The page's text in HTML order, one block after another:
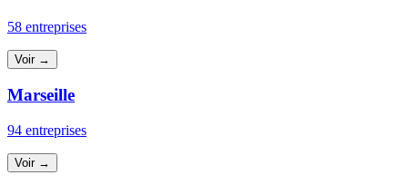
58 entreprises
Voir →
Marseille
94 entreprises
Voir →